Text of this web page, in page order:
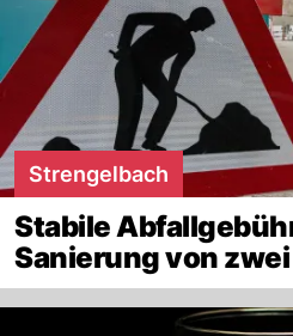
Strengelbach
Stabile
Sanierung von